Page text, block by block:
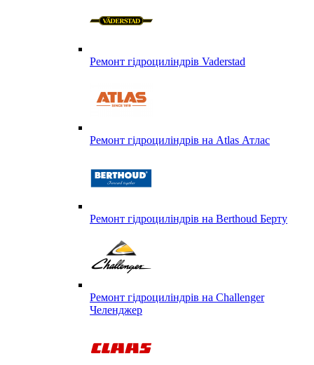
Ремонт гідроциліндрів Vaderstad
Ремонт гідроциліндрів на Atlas Атлас
Ремонт гідроциліндрів на Berthoud Берту
Ремонт гідроциліндрів на Challenger
Челенджер